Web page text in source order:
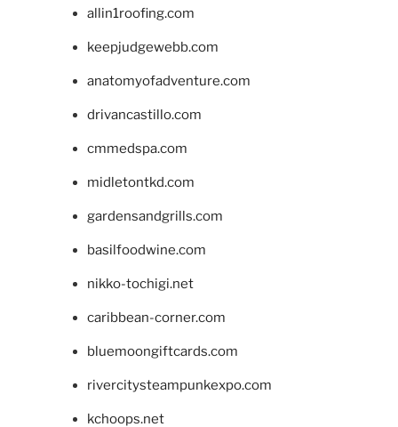
allin1roofing.com
keepjudgewebb.com
anatomyofadventure.com
drivancastillo.com
cmmedspa.com
midletontkd.com
gardensandgrills.com
basilfoodwine.com
nikko-tochigi.net
caribbean-corner.com
bluemoongiftcards.com
rivercitysteampunkexpo.com
kchoops.net